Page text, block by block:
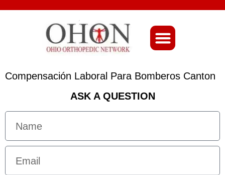
Compensación Laboral Para Bomberos Canton
ASK A QUESTION